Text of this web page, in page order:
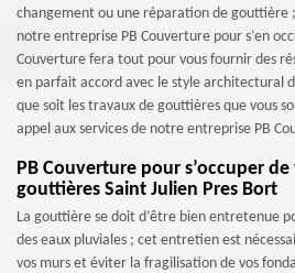
changement ou une réparation de gouttière
notre entreprise PB Couverture pour s’en
Couverture fera tout pour vous fournir des
en parfait accord avec le style architectural
que soit les travaux de gouttières que vous
appel aux services de notre entreprise PB
PB Couverture pour s’occuper
gouttières Saint Julien Pres Bort
La gouttière se doit d’être bien entretenue
des eaux pluviales ; cet entretien est
vos murs et éviter la fragilisation de vos